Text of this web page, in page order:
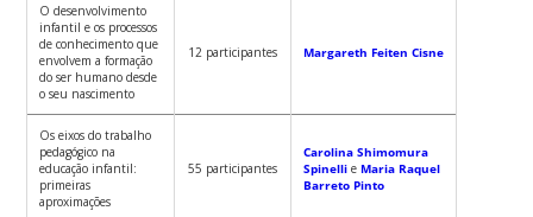
O desenvolvimento
infantil e os processos
de conhecimento que
envolvem a formação
do ser humano desde
o seu nascimento
12 participantes Margareth Feiten Cisne
Os eixos do trabalho
pedagógico na
educação infantil:
primeiras
aproximações
55 participantes
Carolina Shimomura
Spinelli eMaria Raquel
Barreto Pinto